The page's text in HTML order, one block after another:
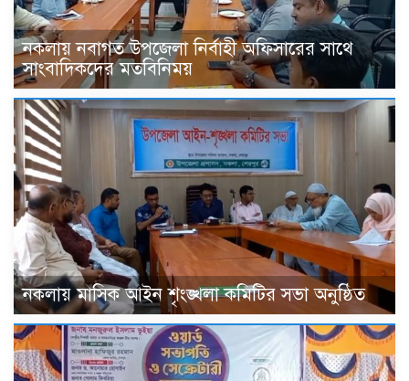
নকলায় নবাগত উপজেলা নির্বাহী অফিসারের সাথে
সাংবাদিকদের মতবিনিময়
নকলায় মাসিক আইন শৃংঙ্খলা কমিটির সভা অনুষ্ঠিত